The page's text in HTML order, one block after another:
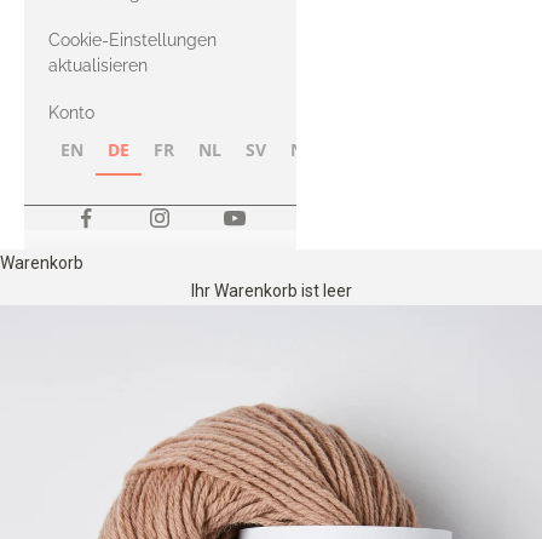
Cookie-Einstellungen
aktualisieren
Konto
EN DE FR NL SV NB
Warenkorb
Ihr Warenkorb ist leer